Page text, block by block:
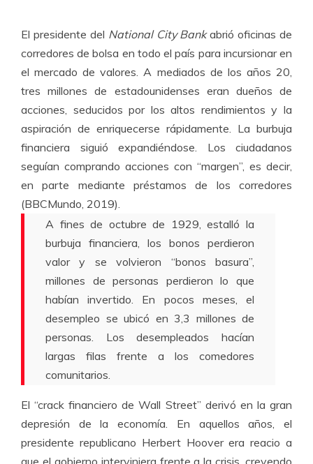
El presidente del National City Bankabrió oficinas de
corredores de bolsa en todo el país para incursionar en
el mercado de valores. A mediados de los años 20,
tres millones de estadounidenses eran dueños de
acciones, seducidos por los altos rendimientos y la
aspiración de enriquecerse rápidamente. La burbuja
financiera siguió expandiéndose. Los ciudadanos
seguían comprando acciones con “margen”, es decir,
en parte mediante préstamos de los corredores
(BBCMundo, 2019).
A fines de octubre de 1929, estalló la
burbuja financiera, los bonos perdieron
valor y se volvieron “bonos basura”,
millones de personas perdieron lo que
habían invertido. En pocos meses, el
desempleo se ubicó en 3,3 millones de
personas. Los desempleados hacían
largas filas frente a los comedores
comunitarios.
El “crack financiero de Wall Street” derivó en la gran
depresión de la economía. En aquellos años, el
presidente republicano Herbert Hoover era reacio a
que el gobierno interviniera frente a la crisis, creyendo